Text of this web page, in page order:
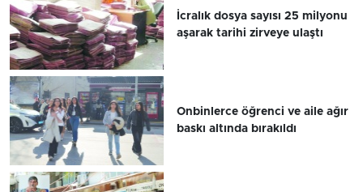
İcralık dosya sayısı 25 milyonu
aşarak tarihi zirveye ulaştı
Onbinlerce öğrenci ve aile ağır
baskı altında bırakıldı